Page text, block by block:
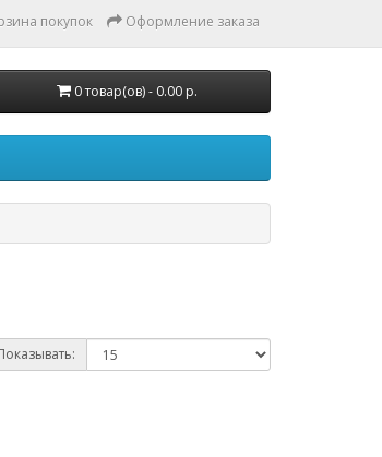
покупок Оформление заказа
0 товар(ов) - 0.00 р.